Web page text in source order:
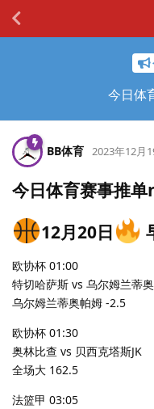
今日体
BB体育 2023年12月
今日体育赛事推
12月20日
欧协杯 01:00
特切哈萨斯 vs 乌尔姆兰蒂
乌尔姆兰蒂奥帕姆 -2.5
欧协杯 01:30
奥林比查 vs 贝西克塔斯JK
全场大 162.5
法篮甲 03:05